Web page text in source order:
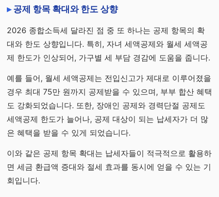
공제 항목 확대와 한도 상향
2026 종합소득세 달라진 점 중 또 하나는 공제 항목의 확
대와 한도 상향입니다. 특히, 자녀 세액공제와 월세 세액공
제 한도가 인상되어, 가구별 세 부담 경감에 도움을 줍니다.
예를 들어, 월세 세액공제는 전입신고가 제대로 이루어졌을
경우 최대 75만 원까지 공제받을 수 있으며, 부부 합산 혜택
도 강화되었습니다. 또한, 장애인 공제와 경력단절 공제도
세액공제 한도가 늘어나, 공제 대상이 되는 납세자가 더 많
은 혜택을 받을 수 있게 되었습니다.
이와 같은 공제 항목 확대는 납세자들이 적극적으로 활용하
면 세금 환급액 증대와 절세 효과를 동시에 얻을 수 있는 기
회입니다.